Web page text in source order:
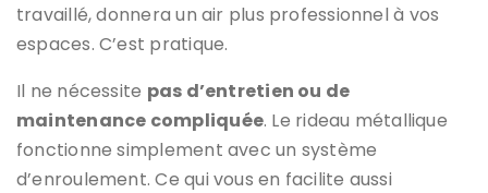
travaillé, donnera un air plus professionnel à vos
espaces. C’est pratique.
Il ne nécessite pas d’entretien ou de
maintenance compliquée. Le rideau métallique
fonctionne simplement avec un système
d’enroulement. Ce qui vous en facilite aussi